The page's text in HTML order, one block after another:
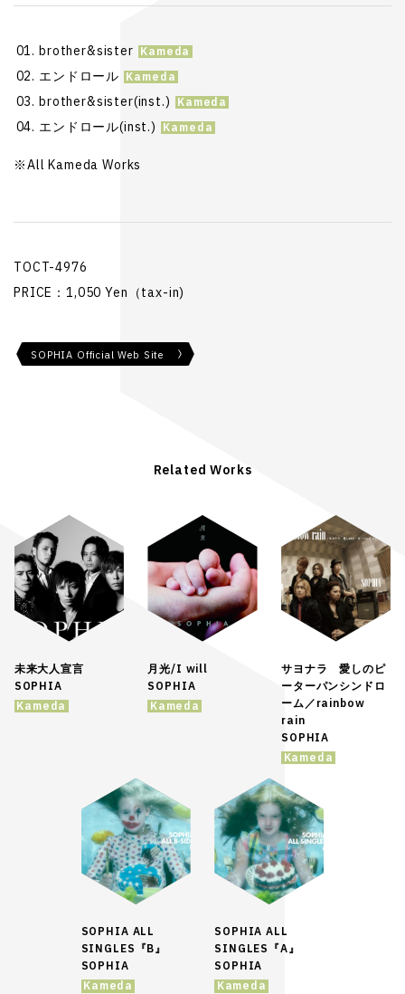
brother&sister
エンドロール
brother&sister(inst.)
エンドロール(inst.)
※All Kameda Works
TOCT-4976
PRICE：1,050 Yen（tax-in)
SOPHIA Official Web Site
Related Works
未来大人宣言
SOPHIA
Kameda
月光/I will
SOPHIA
Kameda
サヨナラ 愛しのピ
ーターパンシンドロ
ーム／rainbow
rain
SOPHIA
Kameda
SOPHIA ALL
SINGLES『B』
SOPHIA
Kameda
SOPHIA ALL
SINGLES『A』
SOPHIA
Kameda